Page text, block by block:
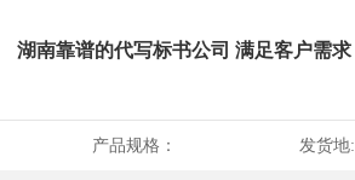
湖南靠谱的代写标书公司 满足客户需求
产品规格： 发货地: